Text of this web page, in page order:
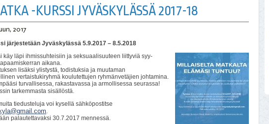
-KURSSI JYVÄSKYLÄSSÄ 2017-18
2017
järjestetään Jyväskylässä 5.9.2017 – 8.5.2018
käy läpi ihmissuhteisiin ja seksuaalisuuteen liittyviä syy-
aikana.
lisäksi ylistystä, todistuksia ja muutaman
vertaistukiryhmä koulutettujen ryhmänvetäjien johtamina.
turvallisessa, rakastavassa ja armollisessa seurassa!
tarkemmasta sisällöstä.
tiedusteluja voi kysellä sähköpostitse
com.
palautettavaksi 30.7.2017 mennessä.